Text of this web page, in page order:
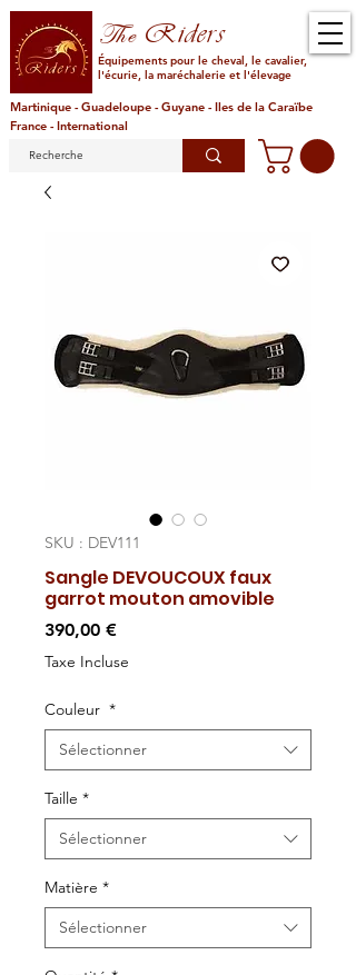
TheRiders
Équipements pour le cheval, le cavalier,
l'écurie, la maréchalerie et l'élevage
Martinique - Guadeloupe - Guyane - Iles de la Caraïbe
France - International
SKU : DEV111
Sangle DEVOUCOUX faux
garrot mouton amovible
390,00 €Prix
Taxe Incluse
Couleur *
Sélectionner
Taille *
Sélectionner
Matière *
Sélectionner